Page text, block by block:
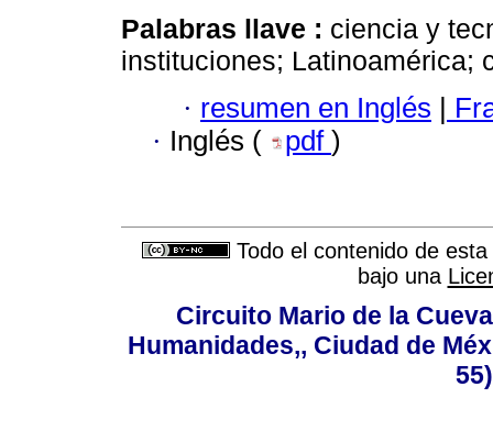
Palabras llave : ciencia y
instituciones; Latinoamérica;
· resumen en Inglés |
· Inglés ( pdf )
Todo el contenido de
bajo una
Circuito Mario de la
Humanidades,, Ciudad de